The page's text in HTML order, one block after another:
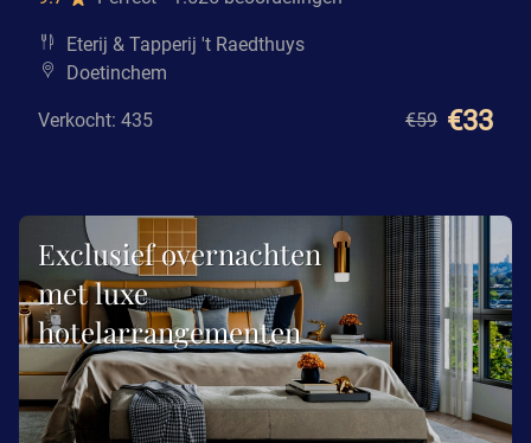
Eterij & Tapperij 't Raedthuys
Doetinchem
Verkocht: 435 €59 €33
Exclusief overnachten
met luxe
hotelarrangementen